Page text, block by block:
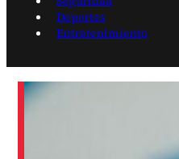
Deportes
Entretenimiento